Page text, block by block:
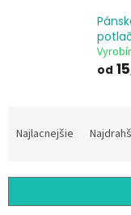
od
a
i
Najlacnejšie